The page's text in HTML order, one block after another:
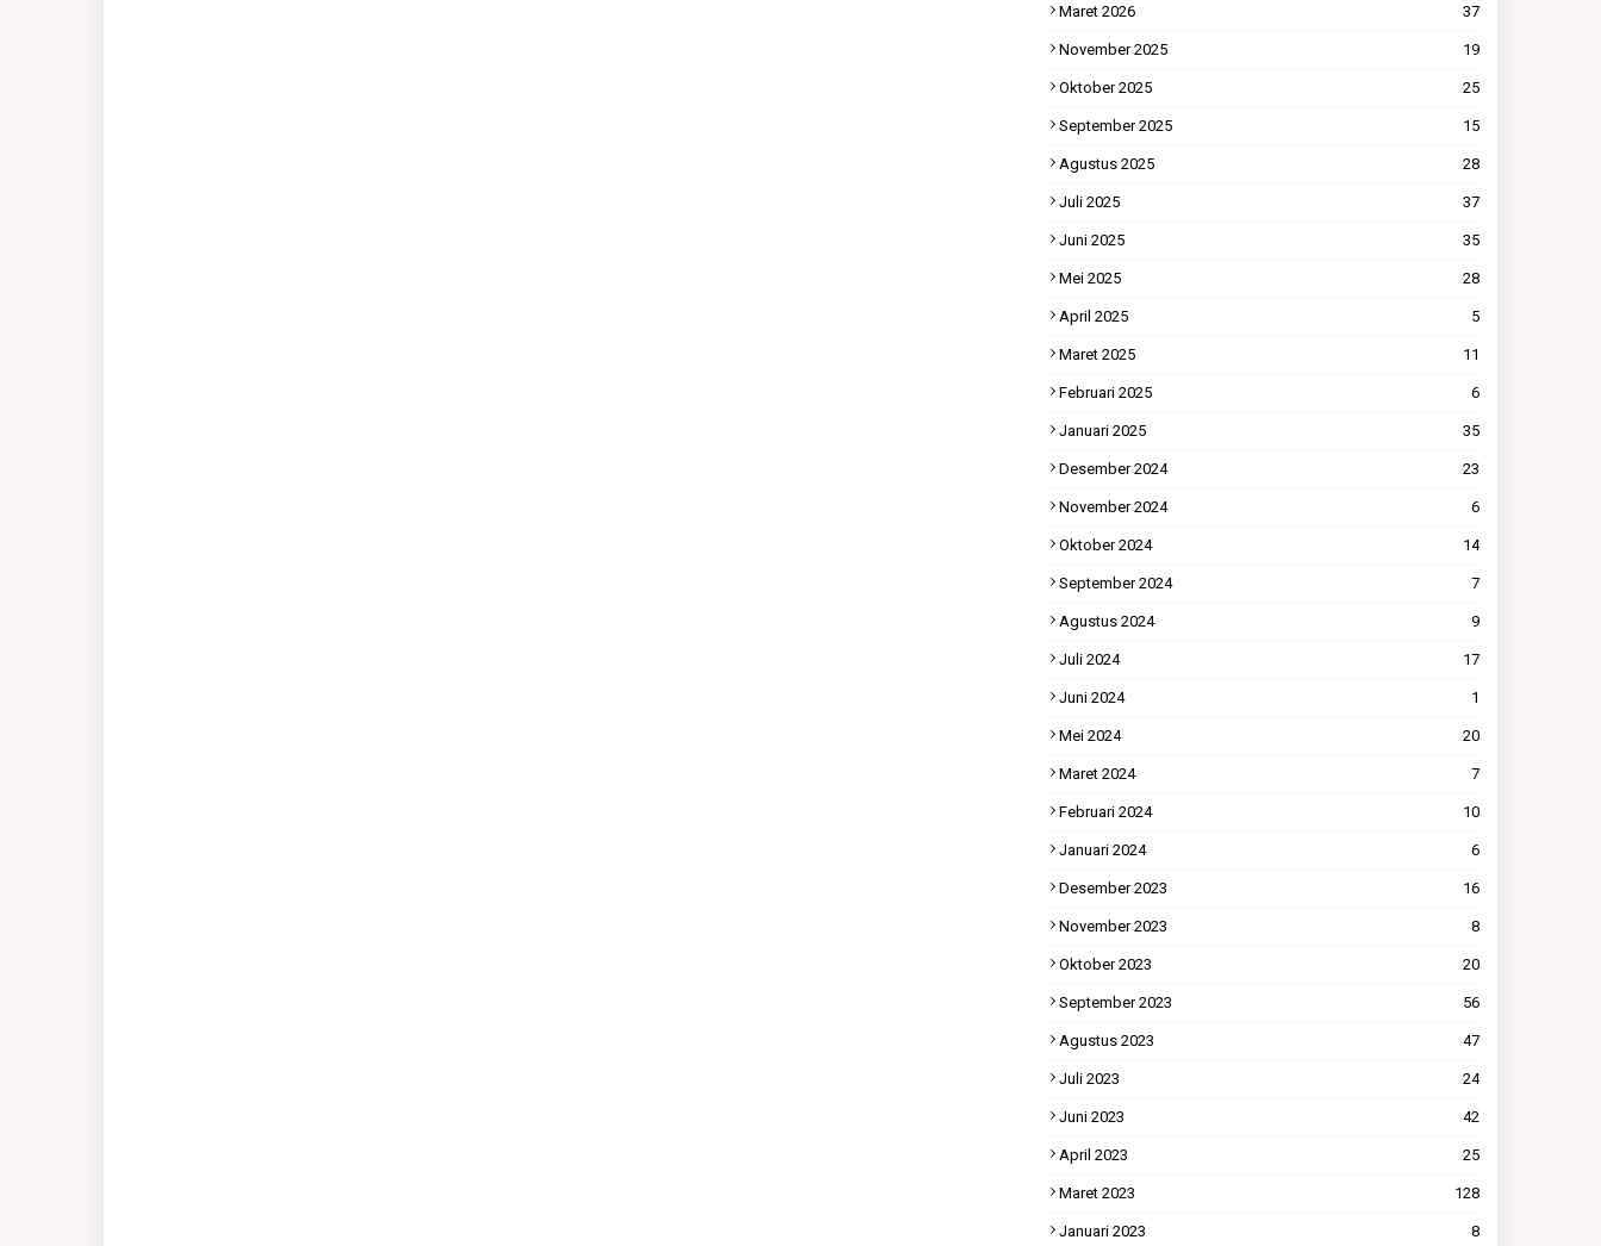
Maret 2026 37
November 2025 19
Oktober 2025 25
September 2025 15
Agustus 2025 28
Juli 2025 37
Juni 2025 35
Mei 2025 28
April 2025 5
Maret 2025 11
Februari 2025 6
Januari 2025 35
Desember 2024 23
November 2024 6
Oktober 2024 14
September 2024 7
Agustus 2024 9
Juli 2024 17
Juni 2024 1
Mei 2024 20
Maret 2024 7
Februari 2024 10
Januari 2024 6
Desember 2023 16
November 2023 8
Oktober 2023 20
September 2023 56
Agustus 2023 47
Juli 2023 24
Juni 2023 42
April 2023 25
Maret 2023 128
Januari 2023 8